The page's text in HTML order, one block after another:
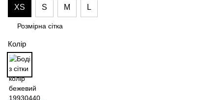
XS S M L
Розмірна сітка
Колір